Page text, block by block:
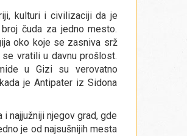
kulturi i civilizaciji da je
čuda za jedno mesto.
oko koje se zasniva srž
vratili u davnu prošlost.
u Gizi su verovatno
je Antipater iz Sidona
i najjužniji njegov grad, gde
je od najsušnijih mesta